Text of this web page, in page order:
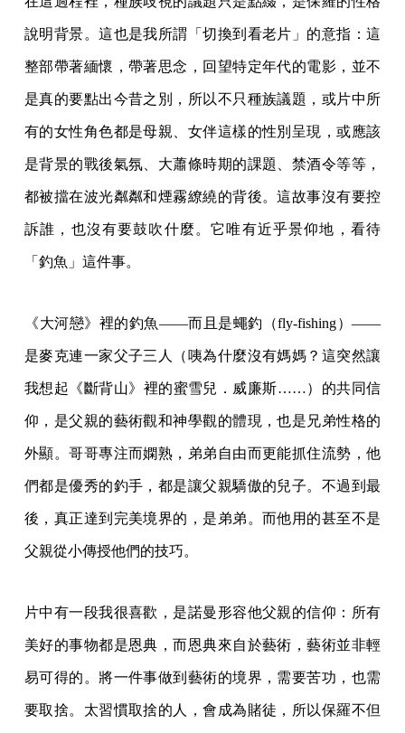
說明背景。這也是我所謂「切換到看老片」的意指：這
整部帶著緬懷，帶著思念，回望特定年代的電影，並不
是真的要點出今昔之別，所以不只種族議題，或片中所
有的女性角色都是母親、女伴這樣的性別呈現，或應該
是背景的戰後氣氛、大蕭條時期的課題、禁酒令等等，
都被擋在波光粼粼和煙霧繚繞的背後。這故事沒有要控
訴誰，也沒有要鼓吹什麼。它唯有近乎景仰地，看待
「釣魚」這件事。
《大河戀》裡的釣魚——而且是蠅釣（fly-fishing）——
是麥克連一家父子三人（咦為什麼沒有媽媽？這突然讓
我想起《斷背山》裡的蜜雪兒．威廉斯……）的共同信
仰，是父親的藝術觀和神學觀的體現，也是兄弟性格的
外顯。哥哥專注而嫻熟，弟弟自由而更能抓住流勢，他
們都是優秀的釣手，都是讓父親驕傲的兒子。不過到最
後，真正達到完美境界的，是弟弟。而他用的甚至不是
父親從小傳授他們的技巧。
片中有一段我很喜歡，是諾曼形容他父親的信仰：所有
美好的事物都是恩典，而恩典來自於藝術，藝術並非輕
易可得的。將一件事做到藝術的境界，需要苦功，也需
要取捨。太習慣取捨的人，會成為賭徒，所以保羅不但